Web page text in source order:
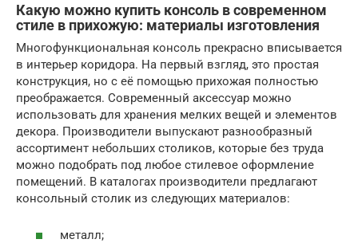
Какую можно купить консоль в современном
стиле в прихожую: материалы изготовления
Многофункциональная консоль прекрасно вписывается
в интерьер коридора. На первый взгляд, это простая
конструкция, но с её помощью прихожая полностью
преображается. Современный аксессуар можно
использовать для хранения мелких вещей и элементов
декора. Производители выпускают разнообразный
ассортимент небольших столиков, которые без труда
можно подобрать под любое стилевое оформление
помещений. В каталогах производители предлагают
консольный столик из следующих материалов:
металл;